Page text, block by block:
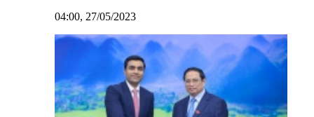
04:00, 27/05/2023